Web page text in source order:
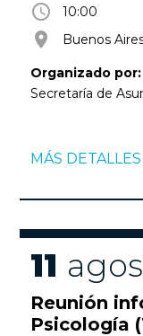
Durante el
y sedes podrás
a que las
lecturas y
cultura y al
UADE
📅 11 de agosto,
📍 Campus
caso de lluvia,
access_time 10:00
room Buenos
Organizado por:
Secretaría de
MÁS DETALLES
11
Reunión
Psicología